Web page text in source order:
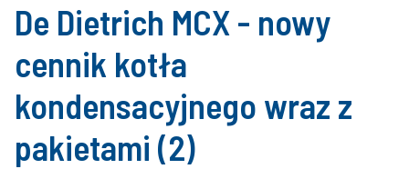
De Dietrich MCX - nowy
cennik kotła
kondensacyjnego wraz z
pakietami (2)